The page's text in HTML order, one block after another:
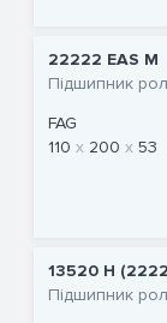
22222 EAS M
Підшипник
FAG
110
200 53
13520 Н
Підшипник